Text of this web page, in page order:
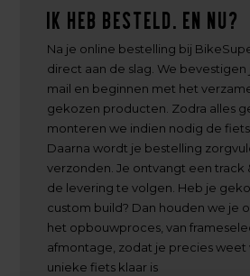
Ik heb besteld. En nu?
Na je online bestelling bij
direct aan de slag. We bevestigen
mail en beginnen met het
gekozen producten. Zodra alles
monteren we indien nodig de
Daarna wordt je bestelling
verzonden. Je ontvangt een track
de levering te volgen. Heb je
custom build? Dan houden we je
het opbouwproces, van
afmontage, zodat je precies weet
unieke fiets klaar is